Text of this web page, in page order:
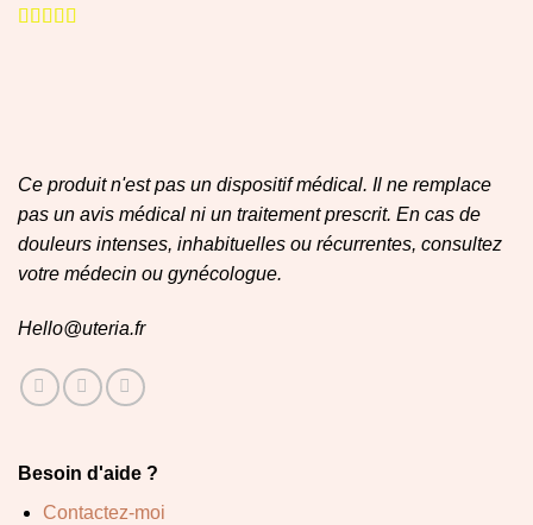
Ce produit n'est pas un dispositif médical. Il ne remplace
pas un avis médical ni un traitement prescrit. En cas de
douleurs intenses, inhabituelles ou récurrentes, consultez
votre médecin ou gynécologue.
Hello@uteria.fr
Besoin d'aide ?
Contactez-moi